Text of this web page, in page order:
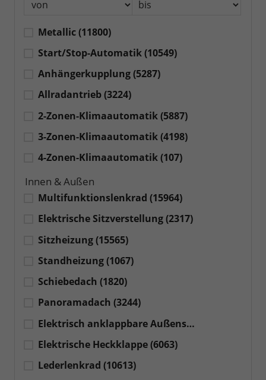
Metallic(11800)
Start/Stop-Automatik(10549)
Anhängerkupplung(5287)
Allradantrieb(3224)
2-Zonen-Klimaautomatik(5887)
3-Zonen-Klimaautomatik(4198)
4-Zonen-Klimaautomatik(107)
Innen & Außen
Multifunktionslenkrad (15964)
Elektrische Sitzverstellung(2317)
Sitzheizung(15565)
Standheizung(1067)
Schiebedach (1820)
Panoramadach (3244)
Elektrisch anklappbare Außenspiegel
Elektrische Heckklappe(6063)
Lederlenkrad (10613)